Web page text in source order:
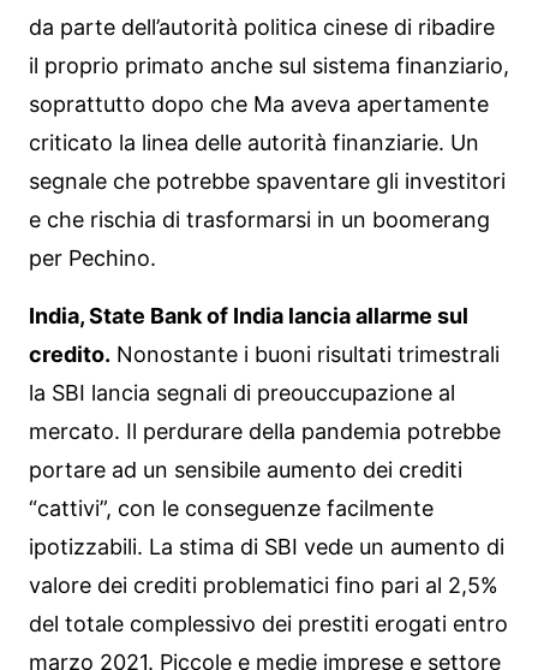
da parte dell’autorità politica cinese di ribadire
il proprio primato anche sul sistema finanziario,
soprattutto dopo che Ma aveva apertamente
criticato la linea delle autorità finanziarie. Un
segnale che potrebbe spaventare gli investitori
e che rischia di trasformarsi in un boomerang
per Pechino.
India, State Bank of India lancia allarme sul
credito. Nonostante i buoni risultati trimestrali
la SBI lancia segnali di preouccupazione al
mercato. Il perdurare della pandemia potrebbe
portare ad un sensibile aumento dei crediti
“cattivi”, con le conseguenze facilmente
ipotizzabili. La stima di SBI vede un aumento di
valore dei crediti problematici fino pari al 2,5%
del totale complessivo dei prestiti erogati entro
marzo 2021. Piccole e medie imprese e settore